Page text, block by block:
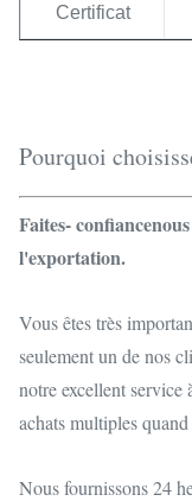
Certificat
Pourquoi
Faites-
l'exportation.
Vous êtes très
seulement un de nos
notre excellent service
achats multiples
Nous fournissons 24